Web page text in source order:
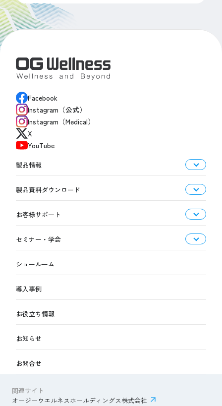
Facebook
Instagram（公式）
Instagram（Medical）
X
YouTube
製品情報
製品資料ダウンロード
お客様サポート
セミナー・学会
ショールーム
導入事例
お役立ち情報
お知らせ
お問合せ
関連サイト
オージーウエルネスホールディングス株式会社